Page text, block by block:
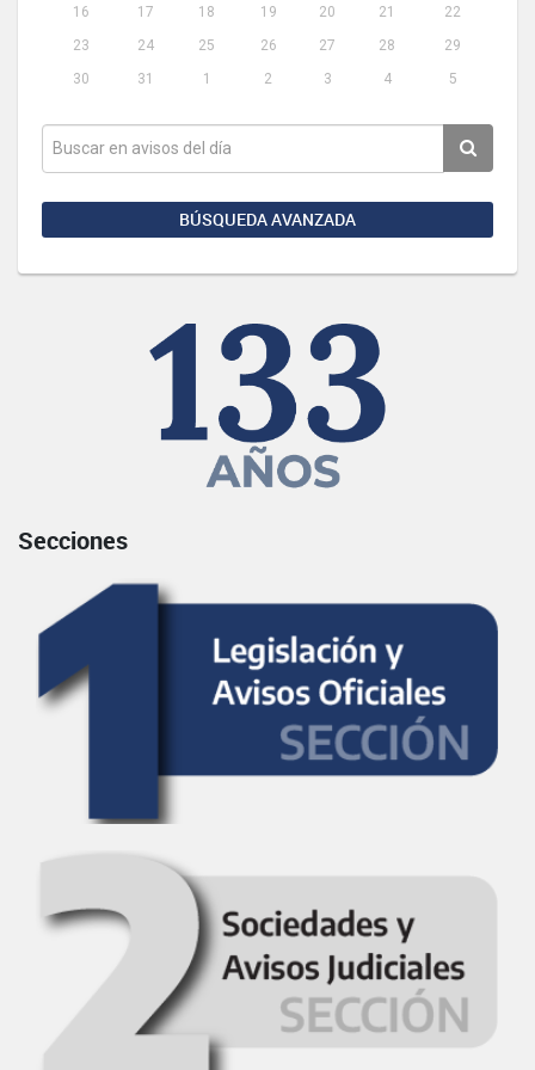
16
17 18 19 20 21
22
23
24 25 26 27 28
29
30
31 1 2 3 4 5
BÚSQUEDA AVANZADA
Secciones